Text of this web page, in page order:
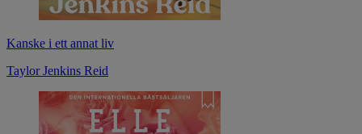
Kanske i ett annat liv
Taylor Jenkins Reid